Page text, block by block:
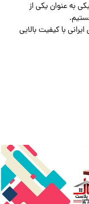
به عنوان یکی از
با کیفیت بالایی